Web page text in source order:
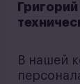
В нашей